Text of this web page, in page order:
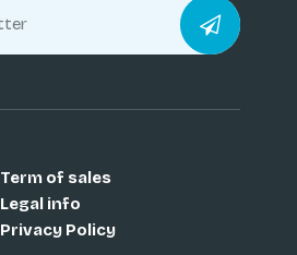
Term of sales
Legal info
Privacy Policy